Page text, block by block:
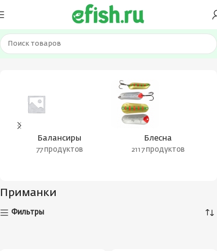
Главная Приманки Страница 5
Балансиры
77 продуктов
Блесна
2117 продуктов
Приманки
Фильтры